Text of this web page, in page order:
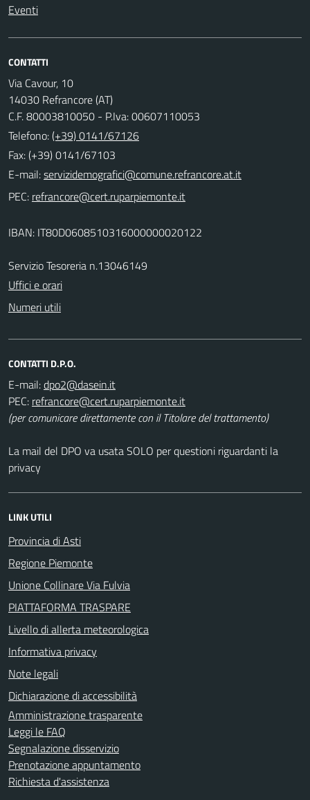
Eventi
CONTATTI
Via Cavour, 10
14030 Refrancore (AT)
C.F. 80003810050 - P.Iva: 00607110053
Telefono:(+39) 0141/67126
Fax: (+39) 0141/67103
E-mail:
PEC:
IBAN: IT80D0608510316000000020122
Servizio Tesoreria n.13046149
Uffici e orari
Numeri utili
CONTATTI D.P.O.
E-mail:
PEC:
(per comunicare direttamente con il Titolare del trattamento)
La mail del DPO va usata SOLO per questioni riguardanti la
privacy
LINK UTILI
Provincia di Asti
Regione Piemonte
Unione Collinare Via Fulvia
PIATTAFORMA TRASPARE
Livello di allerta meteorologica
Informativa privacy
Note legali
Dichiarazione di accessibilità
Amministrazione trasparente
Leggi le FAQ
Segnalazione disservizio
Prenotazione appuntamento
Richiesta d'assistenza